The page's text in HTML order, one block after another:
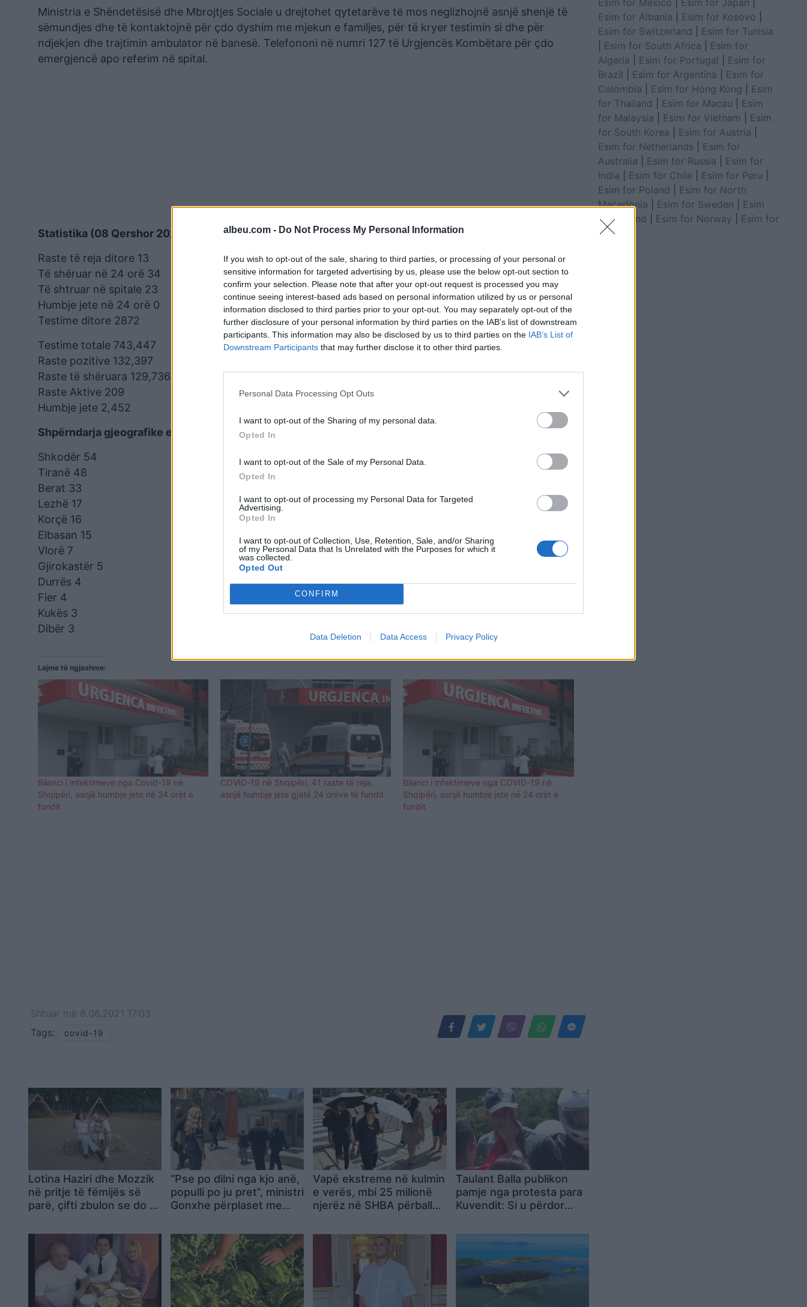
albeu.com - Do Not Process My Personal Information
If you wish to opt-out of the sale, sharing to third parties, or processing of your personal or
sensitive information for targeted advertising by us, please use the below opt-out section to
confirm your selection. Please note that after your opt-out request is processed you may
continue seeing interest-based ads based on personal information utilized by us or personal
information disclosed to third parties prior to your opt-out. You may separately opt-out of the
further disclosure of your personal information by third parties on the IAB’s list of downstream
participants. This information may also be disclosed by us to third parties on the IAB’s List of
Downstream Participants that may further disclose it to other third parties.
Personal Data Processing Opt Outs
I want to opt-out of the Sharing of my personal data.
Opted In
I want to opt-out of the Sale of my Personal Data.
Opted In
I want to opt-out of processing my Personal Data for Targeted
Advertising.
Opted In
I want to opt-out of Collection, Use, Retention, Sale, and/or Sharing
of my Personal Data that Is Unrelated with the Purposes for which it
was collected.
Opted Out
CONFIRM
Data Deletion Data Access Privacy Policy
Ministria e Shëndetësisë dhe Mbrojtjes Sociale u drejtohet qytetarëve të mos neglizhojnë asnjë shenjë të
sëmundjes dhe të kontaktojnë për çdo dyshim me mjekun e familjes, për të kryer testimin si dhe për
ndjekjen dhe trajtimin ambulator në banesë. Telefononi në numri 127 të Urgjencës Kombëtare për çdo
emergjencë apo referim në spital.
Statistika (08 Qershor 2021)
Raste të reja ditore 13
Të shëruar në 24 orë 34
Të shtruar në spitale 23
Humbje jete në 24 orë 0
Testime ditore 2872
Testime totale 743,447
Raste pozitive 132,397
Raste të shëruara 129,736
Raste Aktive 209
Humbje jete 2,452
Shpërndarja gjeografike e rasteve aktive sipas qarqeve:
Shkodër 54
Tiranë 48
Berat 33
Lezhë 17
Korçë 16
Elbasan 15
Vlorë 7
Gjirokastër 5
Durrës 4
Fier 4
Kukës 3
Dibër 3
Lajme të ngjashme:
Bilanci i infektimeve nga Covid-19 në
Shqipëri, asnjë humbje jete në 24 orët e
fundit
COVID-19 në Shqipëri, 41 raste të reja,
asnjë humbje jete gjatë 24 orëve të fundit
Bilanci i infektimeve nga COVID-19 në
Shqipëri, asnjë humbje jete në 24 orët e
fundit
Shtuar më 8.06.2021 17:03
Tags:
covid-19
Lotina Haziri dhe Mozzik
në pritje të fëmijës së
parë, çifti zbulon se do të
“Pse po dilni nga kjo anë,
populli po ju pret”, ministri
Gonxhe përplaset me
PD-së: Je protestuese
apo profesioniste…
Vapë ekstreme në kulmin
e verës, mbi 25 milionë
njerëz në SHBA përballen
përvëluese
Taulant Balla publikon
pamje nga protesta para
Kuvendit: Si u përdor
fshirë fytyrën një polici?
Esim for Albania
Esim for Kosovo
Esim for Switzerland
Esim for Tunisia
Esim for South Africa
Esim for
Algeria
Esim for Portugal
Esim for
Brazil
Esim for Argentina
Esim for
Colombia
Esim for Hong Kong
Esim
for Thailand
Esim for Macau
Esim
for Malaysia
Esim for Vietnam
Esim
for South Korea
Esim for Austria
Esim for Netherlands
Esim for
Australia
Esim for Russia
Esim for
India
Esim for Chile Esim for Peru
Esim for Poland
Esim for North
Macedonia
Esim for Sweden
Esim
for Finland
Esim for Norway
Esim for
Belgium